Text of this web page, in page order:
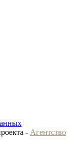
- Агентство